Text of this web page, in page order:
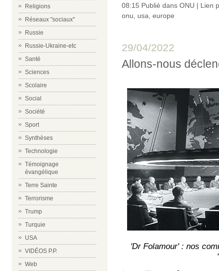
Religions
Réseaux "sociaux"
Russie
Russie-Ukraine-etc
Santé
Sciences
Scolaire
Social
Société
Sport
Synthèses
Technologie
Témoignage
évangélique
Terre Sainte
Terrorisme
Trump
Turquie
USA
VIDÉOS P.P.
Web
08:15 Publié dans ONU | Lien
onu, usa, europe
29/04/2022
Allons-nous
'Dr Folamour' : nos